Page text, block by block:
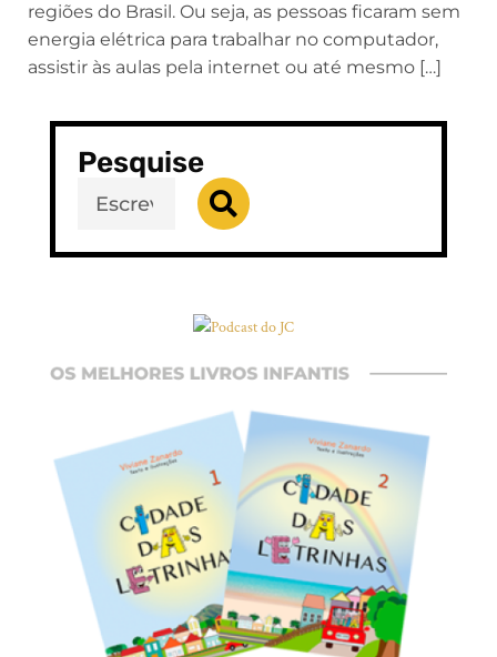
regiões do Brasil. Ou seja, as pessoas ficaram sem
energia elétrica para trabalhar no computador,
assistir às aulas pela internet ou até mesmo […]
Pesquise